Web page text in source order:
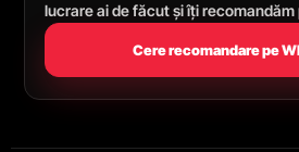
lucrare ai de făcut și îți
Cere recomandare pe